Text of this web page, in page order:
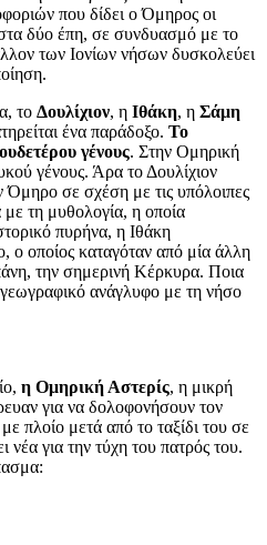
που δίδει ο Όμηρος οι
στα δύο έπη, σε συνδυασμό με το
των Ιονίων νήσων δυσκολεύει
το Δουλίχιον, η Ιθάκη, η Σάμη
ένα παράδοξο. Το
γένους. Στην Ομηρική
γένους. Άρα το Δουλίχιον
Όμηρο σε σχέση με τις υπόλοιπες
τη μυθολογία, η οποία
πυρήνα, η Ιθάκη
ο οποίος καταγόταν από μία άλλη
την σημερινή Κέρκυρα. Ποια
γεωγραφικό ανάγλυφο με τη νήσο
η Ομηρική Αστερίς, η μικρή
για να δολοφονήσουν τον
πλοίο μετά από το ταξίδι του σε
για την τύχη του πατρός του.